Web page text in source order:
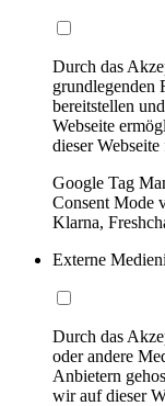
Durch das
grundlegenden
bereitstellen
Webseite
dieser
Google Tag
Consent Mode
Klarna,
Externe
Durch das
oder andere
Anbietern
wir auf dieser